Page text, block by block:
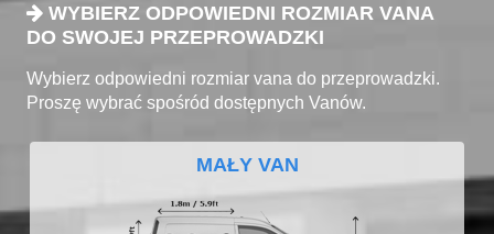
WYBIERZ ODPOWIEDNI ROZMIAR VANA
DO SWOJEJ PRZEPROWADZKI
Wybierz odpowiedni rozmiar vana do przeprowadzki.
Proszę wybrać spośród dostępnych Vanów.
MAŁY VAN